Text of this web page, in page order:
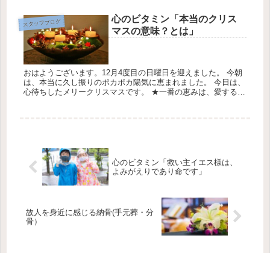
スタッフブログ
心のビタミン「本当のクリス
マスの意味？とは」
おはようございます。12月4度目の日曜日を迎えました。 今朝
は、本当に久し振りのポカポカ陽気に恵まれました。 今日は、
心待ちしたメリークリスマスです。 ★一番の恵みは、愛する家
心のビタミン「救い主イエス様は、
よみがえりであり命です」
故人を身近に感じる納骨(手元葬・分
骨）